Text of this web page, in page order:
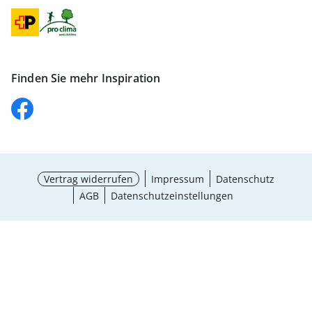
Finden Sie mehr Inspiration
Vertrag widerrufen Impressum
Datenschutz
AGB
Datenschutzeinstellungen